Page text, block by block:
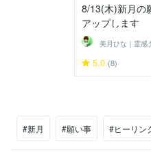
8/13(木)新月の
アップします
5.0 (8)
#新月 #願い事 #ヒーリン